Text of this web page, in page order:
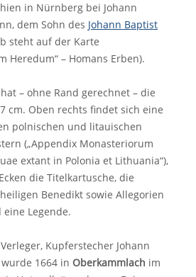
in Nürnberg bei Johann
dem Sohn des Johann Baptist
steht auf der Karte
Heredum“ – Homans Erben).
– ohne Rand gerechnet – die
cm. Oben rechts findet sich eine
polnischen und litauischen
(„Appendix Monasteriorum
extant in Polonia et Lithuania“),
die Titelkartusche, die
Benedikt sowie Allegorien
Legende.
Kupferstecher Johann
1664 in Oberkammlach im